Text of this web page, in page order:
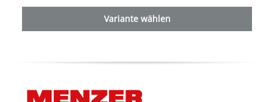
Variante wählen